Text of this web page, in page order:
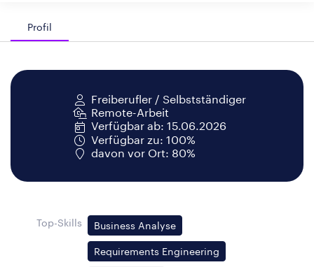
Profil
Freiberufler / Selbstständiger
Remote-Arbeit
Verfügbar ab: 15.06.2026
Verfügbar zu: 100%
davon vor Ort: 80%
Top-Skills Business Analyse
Requirements Engineering